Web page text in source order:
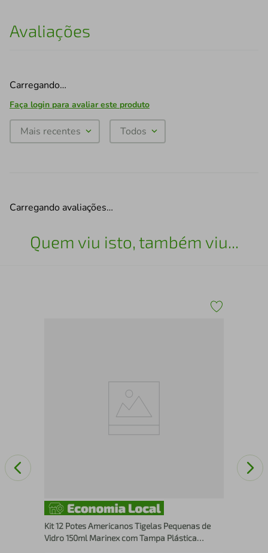
Avaliações
Carregando…
Faça login para avaliar este produto
Mais recentes Todos
Carregando avaliações…
Quem viu isto, também viu...
Kit 12 Potes Americanos Tigelas Pequenas de
Vidro 150ml Marinex com Tampa Plástica